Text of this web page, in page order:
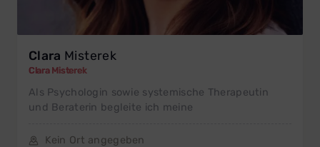
Clara Misterek
Clara Misterek
Als Psychologin sowie systemische Therapeutin
und Beraterin begleite ich meine
Kein Ort angegeben